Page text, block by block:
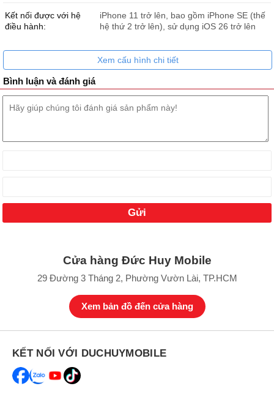
Kết nối được với hệ
điều hành:
iPhone 11 trở lên, bao gồm iPhone SE (thế
hệ thứ 2 trở lên), sử dụng iOS 26 trở lên
Xem cấu hình chi tiết
Bình luận và đánh giá
Cửa hàng Đức Huy Mobile
29 Đường 3 Tháng 2, Phường Vườn Lài, TP.HCM
Xem bản đồ đến cửa hàng
KẾT NỐI VỚI DUCHUYMOBILE